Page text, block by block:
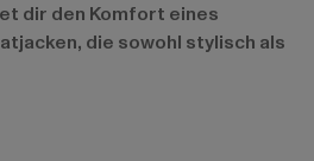
dir den Komfort eines
die sowohl stylisch als